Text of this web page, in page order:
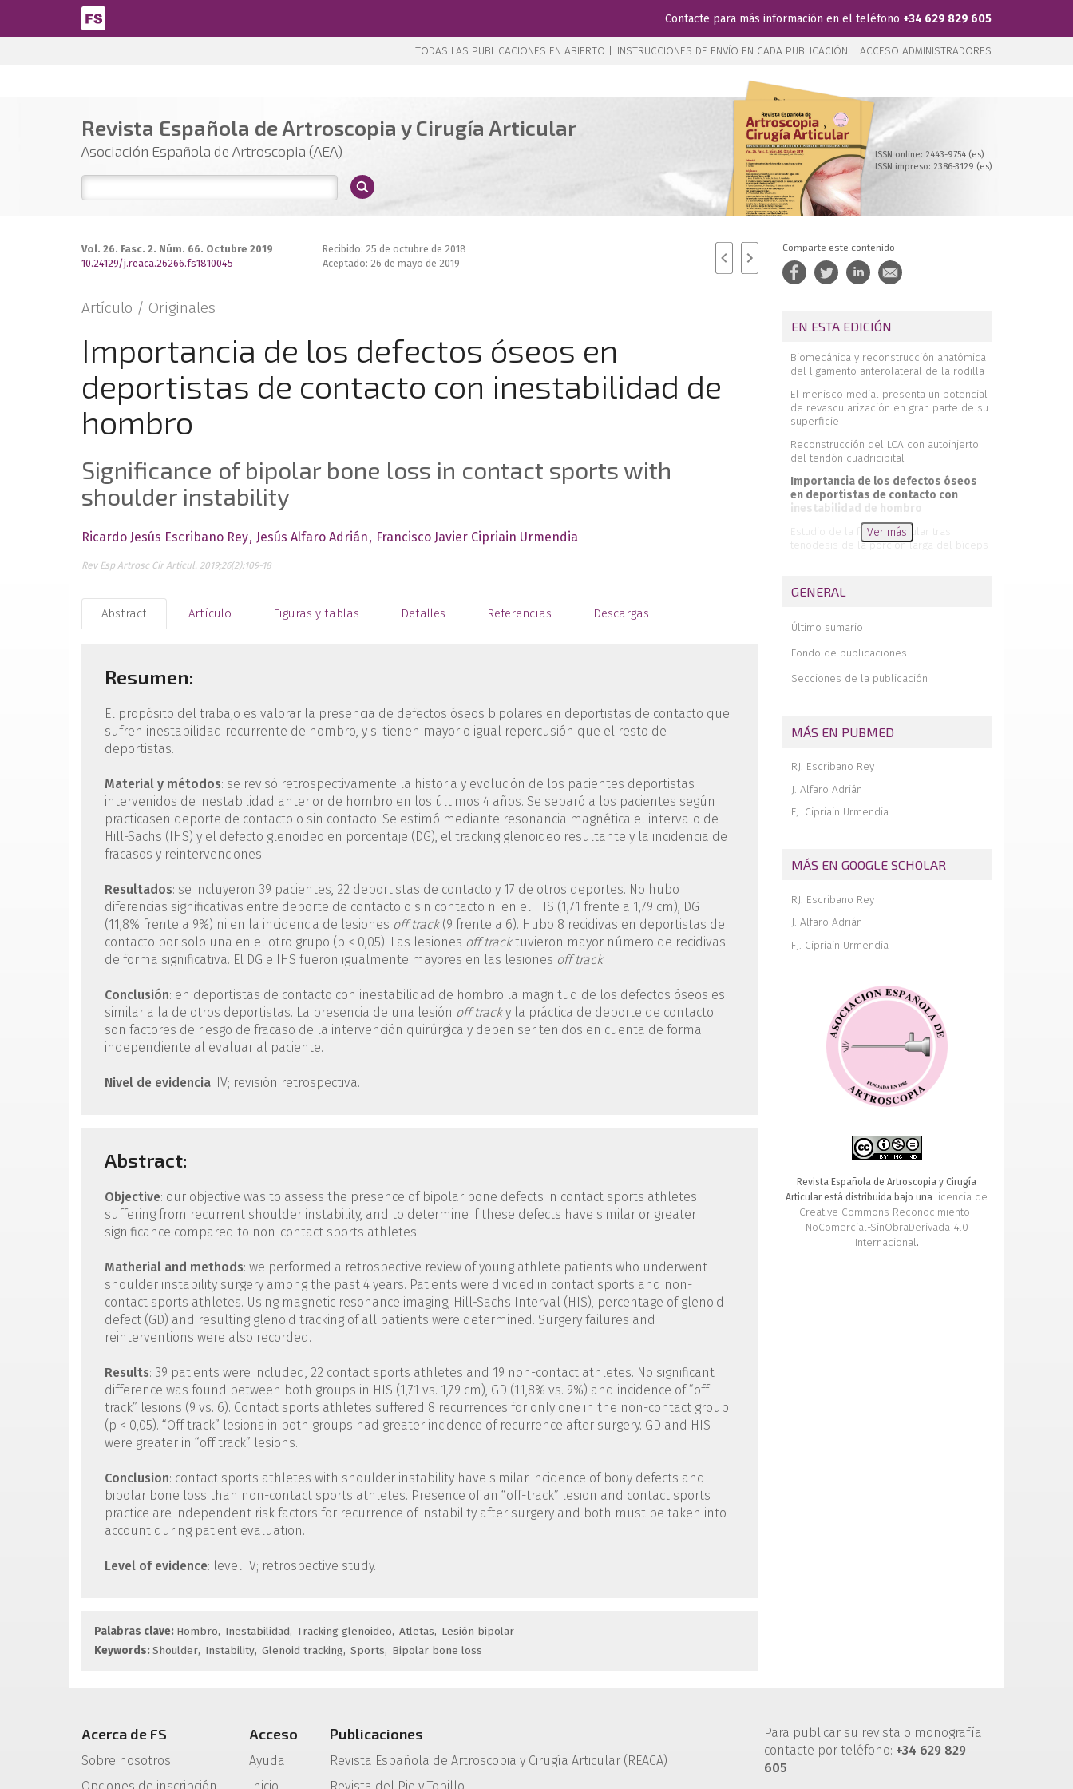
Pasar al contenido principal
Contacte para más información en el teléfono +34 629 829 605
TODAS LAS PUBLICACIONES EN ABIERTO | INSTRUCCIONES DE ENVÍO EN CADA PUBLICACIÓN | ACCESO ADMINISTRADORES
Revista Española de Artroscopia y Cirugía Articular
Asociación Española de Artroscopia (AEA)
ISSN online: 2443-9754 (es)
ISSN impreso: 2386-3129 (es)
Vol. 26. Fasc. 2. Núm. 66. Octubre 2019
10.24129/j.reaca.26266.fs1810045
Recibido: 25 de octubre de 2018
Aceptado: 26 de mayo de 2019
Artículo / Originales
Importancia de los defectos óseos en
deportistas de contacto con inestabilidad de
hombro
Significance of bipolar bone loss in contact sports with
shoulder instability
Ricardo Jesús Escribano Rey Jesús Alfaro Adrián Francisco Javier Cipriain Urmendia
Rev Esp Artrosc Cir Articul. 2019;26(2):109-18
Abstract Artículo Figuras y tablas Detalles Referencias Descargas
Resumen:
El propósito del trabajo es valorar la presencia de defectos óseos bipolares en deportistas de contacto que
sufren inestabilidad recurrente de hombro, y si tienen mayor o igual repercusión que el resto de
deportistas.
Material y métodos: se revisó retrospectivamente la historia y evolución de los pacientes deportistas
intervenidos de inestabilidad anterior de hombro en los últimos 4 años. Se separó a los pacientes según
practicasen deporte de contacto o sin contacto. Se estimó mediante resonancia magnética el intervalo de
Hill-Sachs (IHS) y el defecto glenoideo en porcentaje (DG), el tracking glenoideo resultante y la incidencia de
fracasos y reintervenciones.
Resultados: se incluyeron 39 pacientes, 22 deportistas de contacto y 17 de otros deportes. No hubo
diferencias significativas entre deporte de contacto o sin contacto ni en el IHS (1,71 frente a 1,79 cm), DG
(11,8% frente a 9%) ni en la incidencia de lesiones off track(9 frente a 6). Hubo 8 recidivas en deportistas de
contacto por solo una en el otro grupo (p < 0,05). Las lesiones off tracktuvieron mayor número de recidivas
de forma significativa. El DG e IHS fueron igualmente mayores en las lesiones off track.
Conclusión: en deportistas de contacto con inestabilidad de hombro la magnitud de los defectos óseos es
similar a la de otros deportistas. La presencia de una lesión off tracky la práctica de deporte de contacto
son factores de riesgo de fracaso de la intervención quirúrgica y deben ser tenidos en cuenta de forma
independiente al evaluar al paciente.
Nivel de evidencia: IV; revisión retrospectiva.
Abstract:
Objective: our objective was to assess the presence of bipolar bone defects in contact sports athletes
suffering from recurrent shoulder instability, and to determine if these defects have similar or greater
significance compared to non-contact sports athletes.
Matherial and methods: we performed a retrospective review of young athlete patients who underwent
shoulder instability surgery among the past 4 years. Patients were divided in contact sports and non-
contact sports athletes. Using magnetic resonance imaging, Hill-Sachs Interval (HIS), percentage of glenoid
defect (GD) and resulting glenoid tracking of all patients were determined. Surgery failures and
reinterventions were also recorded.
Results: 39 patients were included, 22 contact sports athletes and 19 non-contact athletes. No significant
difference was found between both groups in HIS (1,71 vs. 1,79 cm), GD (11,8% vs. 9%) and incidence of “off
track” lesions (9 vs. 6). Contact sports athletes suffered 8 recurrences for only one in the non-contact group
(p < 0,05). “Off track” lesions in both groups had greater incidence of recurrence after surgery. GD and HIS
were greater in “off track” lesions.
Conclusion: contact sports athletes with shoulder instability have similar incidence of bony defects and
bipolar bone loss than non-contact sports athletes. Presence of an “off-track” lesion and contact sports
practice are independent risk factors for recurrence of instability after surgery and both must be taken into
account during patient evaluation.
Level of evidence: level IV; retrospective study.
Palabras clave: Hombro Inestabilidad Tracking glenoideo Atletas
Lesión bipolar
Keywords:Shoulder Instability Glenoid tracking Sports Bipolar bone loss
Comparte este contenido
EN ESTA EDICIÓN
Biomecánica y reconstrucción anatómica
del ligamento anterolateral de la rodilla
El menisco medial presenta un potencial
de revascularización en gran parte de su
superficie
Reconstrucción del LCA con autoinjerto
del tendón cuadricipital
Importancia de los defectos óseos
en deportistas de contacto con
inestabilidad de hombro
Estudio de la fatiga muscular tras
tenodesis de la porción larga del bíceps
dolor articular de hombro y rodilla.
cinco casos
Abordajes artroscópicos posteriores en
cirugía de rodilla
Inserción bífida de la porción larga del
cómo tratar el defecto óseo
remplissage
Tendón poplíteo en el hiato poplíteo
Reconocimiento a los revisores 2019
Ver más
GENERAL
Último sumario
Fondo de publicaciones
Secciones de la publicación
MÁS EN PUBMED
RJ. Escribano Rey
J. Alfaro Adrián
FJ. Cipriain Urmendia
MÁS EN GOOGLE SCHOLAR
RJ. Escribano Rey
J. Alfaro Adrián
FJ. Cipriain Urmendia
Revista Española de Artroscopia y Cirugía
Articular está distribuida bajo una licencia de
Creative Commons Reconocimiento-
NoComercial-SinObraDerivada 4.0
Internacional.
Acerca de FS
Sobre nosotros
Acceso
Ayuda
Publicaciones
Revista Española de Artroscopia y Cirugía Articular (REACA)
Para publicar su revista o monografía
contacte por teléfono: +34 629 829
605